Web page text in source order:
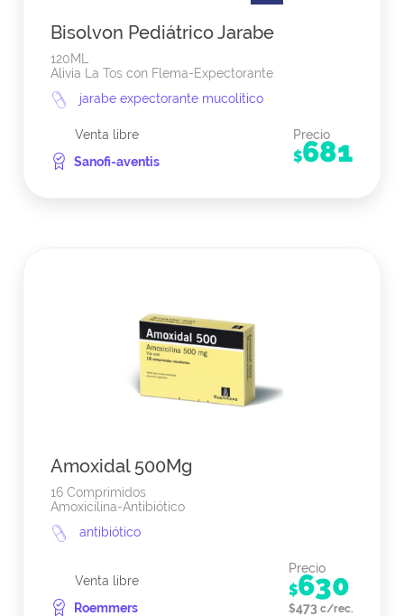
Bisolvon Pediátrico Jarabe
120ML
Alivia La Tos con Flema-Expectorante
jarabe expectorante mucolítico
Venta libre
Sanofi-aventis
Precio
$681
Amoxidal 500Mg
16 Comprimidos
Amoxicilina-Antibiótico
antibiótico
Venta libre
Roemmers
Precio
$630
$473 c/rec.